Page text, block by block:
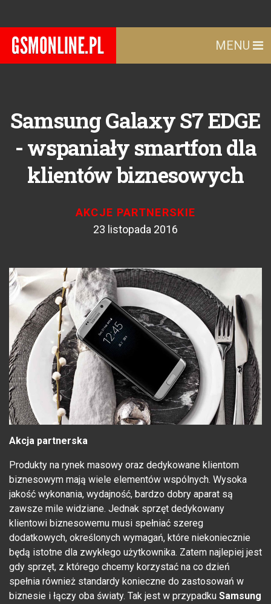
MENU
Samsung Galaxy S7 EDGE
- wspaniały smartfon dla
klientów biznesowych
AKCJE PARTNERSKIE
23 listopada 2016
Akcja partnerska
Produkty na rynek masowy oraz dedykowane klientom
biznesowym mają wiele elementów wspólnych. Wysoka
jakość wykonania, wydajność, bardzo dobry aparat są
zawsze mile widziane. Jednak sprzęt dedykowany
klientowi biznesowemu musi spełniać szereg
dodatkowych, określonych wymagań, które niekoniecznie
będą istotne dla zwykłego użytkownika. Zatem najlepiej jest
gdy sprzęt, z którego chcemy korzystać na co dzień
spełnia również standardy konieczne do zastosowań w
biznesie i łączy oba światy. Tak jest w przypadku Samsung